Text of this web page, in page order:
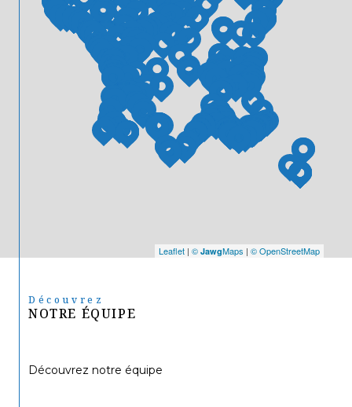
Leaflet | © JawgMaps | © OpenStreetMap
Découvrez
NOTRE ÉQUIPE
Découvrez notre équipe